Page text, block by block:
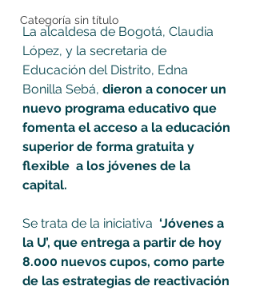
Categoría sin título
La alcaldesa de Bogotá, Claudia
López, y la secretaria de
Educación del Distrito, Edna
Bonilla Sebá, dieron a conocer un
nuevo programa educativo que
fomenta el acceso a la educación
superior de forma gratuita y
flexible  a los jóvenes de la
capital.
Se trata de la iniciativa ‘Jóvenes a
la U’, que entrega a partir de hoy
8.000 nuevos cupos, como parte
de las estrategias de reactivación